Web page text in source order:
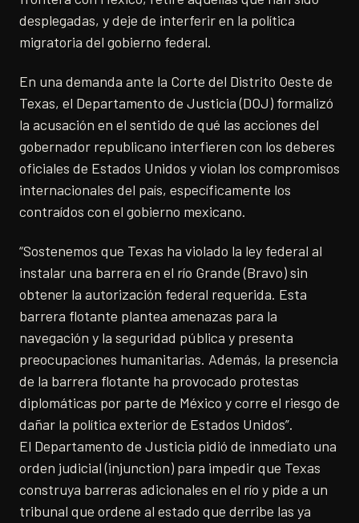
desplegadas, y deje de interferir en la política
migratoria del gobierno federal.
En una demanda ante la Corte del Distrito Oeste de
Texas, el Departamento de Justicia (DOJ) formalizó
la acusación en el sentido de qué las acciones del
gobernador republicano interfieren con los deberes
oficiales de Estados Unidos y violan los compromisos
internacionales del país, específicamente los
contraídos con el gobierno mexicano.
“Sostenemos que Texas ha violado la ley federal al
instalar una barrera en el río Grande (Bravo) sin
obtener la autorización federal requerida. Esta
barrera flotante plantea amenazas para la
navegación y la seguridad pública y presenta
preocupaciones humanitarias. Además, la presencia
de la barrera flotante ha provocado protestas
diplomáticas por parte de México y corre el riesgo de
dañar la política exterior de Estados Unidos”.
El Departamento de Justicia pidió de inmediato una
orden judicial (injunction) para impedir que Texas
construya barreras adicionales en el río y pide a un
tribunal que ordene al estado que derribe las ya